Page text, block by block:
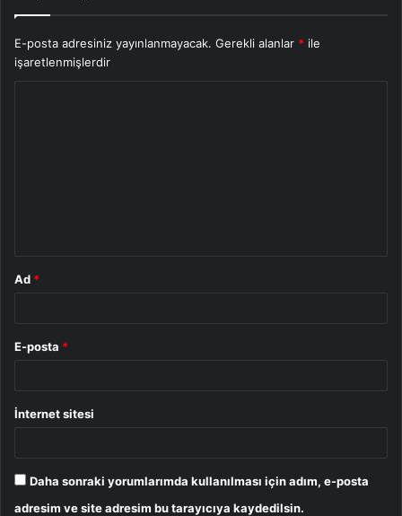
E-posta adresiniz yayınlanmayacak. Gerekli alanlar * ile
işaretlenmişlerdir
Ad *
E-posta *
İnternet sitesi
Daha sonraki yorumlarımda kullanılması için adım, e-posta
adresim ve site adresim bu tarayıcıya kaydedilsin.